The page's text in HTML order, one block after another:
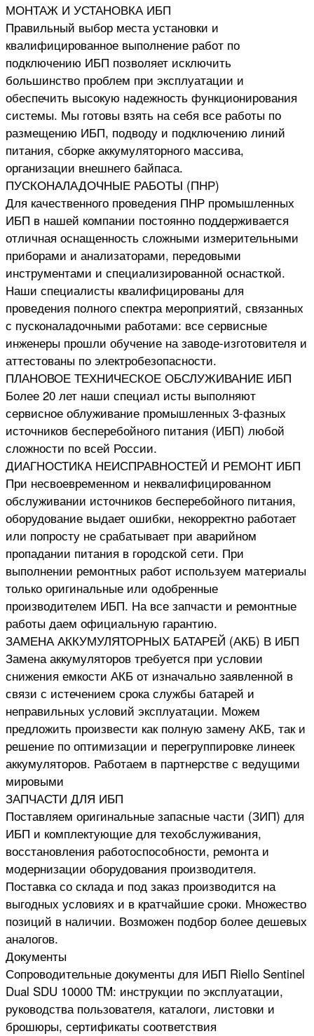
МОНТАЖ И УСТАНОВКА ИБП
Правильный выбор места установки и
квалифицированное выполнение работ по
подключению ИБП позволяет исключить
большинство проблем при эксплуатации и
обеспечить высокую надежность функционирования
системы. Мы готовы взять на себя все работы по
размещению ИБП, подводу и подключению линий
питания, сборке аккумуляторного массива,
организации внешнего байпаса.
ПУСКОНАЛАДОЧНЫЕ РАБОТЫ (ПНР)
Для качественного проведения ПНР промышленных
ИБП в нашей компании постоянно поддерживается
отличная оснащенность сложными измерительными
приборами и анализаторами, передовыми
инструментами и специализированной оснасткой.
Наши специалисты квалифицированы для
проведения полного спектра мероприятий, связанных
с пусконаладочными работами: все сервисные
инженеры прошли обучение на заводе-изготовителя и
аттестованы по электробезопасности.
ПЛАНОВОЕ ТЕХНИЧЕСКОЕ ОБСЛУЖИВАНИЕ ИБП
Более 20 лет наши специал исты выполняют
сервисное облуживание промышленных 3-фазных
источников бесперебойного питания (ИБП) любой
сложности по всей России.
ДИАГНОСТИКА НЕИСПРАВНОСТЕЙ И РЕМОНТ ИБП
При несвоевременном и неквалифицированном
обслуживании источников бесперебойного питания,
оборудование выдает ошибки, некорректно работает
или попросту не срабатывает при аварийном
пропадании питания в городской сети. При
выполнении ремонтных работ используем материалы
только оригинальные или одобренные
производителем ИБП. На все запчасти и ремонтные
работы даем официальную гарантию.
ЗАМЕНА АККУМУЛЯТОРНЫХ БАТАРЕЙ (АКБ) В ИБП
Замена аккумуляторов требуется при условии
снижения емкости АКБ от изначально заявленной в
связи с истечением срока службы батарей и
неправильных условий эксплуатации. Можем
предложить произвести как полную замену АКБ, так и
решение по оптимизации и перегруппировке линеек
аккумуляторов. Работаем в партнерстве с ведущими
мировыми
ЗАПЧАСТИ ДЛЯ ИБП
Поставляем оригинальные запасные части (ЗИП) для
ИБП и комплектующие для техобслуживания,
восстановления работоспособности, ремонта и
модернизации оборудования производителя.
Поставка со склада и под заказ производится на
выгодных условиях и в кратчайшие сроки. Множество
позиций в наличии. Возможен подбор более дешевых
аналогов.
Документы
Сопроводительные документы для ИБП Riello Sentinel
Dual SDU 10000 TM: инструкции по эксплуатации,
руководства пользователя, каталоги, листовки и
брошюры, сертификаты соответствия